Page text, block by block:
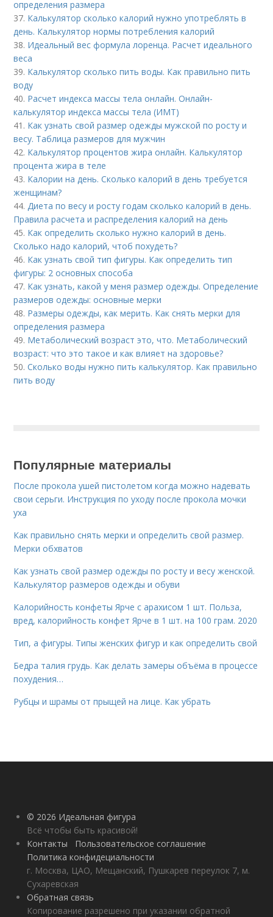
определения размера
37. Калькулятор сколько калорий нужно употреблять в
день. Калькулятор нормы потребления калорий
38. Идеальный вес формула лоренца. Расчет идеального
веса
39. Калькулятор сколько пить воды. Как правильно пить
воду
40. Расчет индекса массы тела онлайн. Онлайн-
калькулятор индекса массы тела (ИМТ)
41. Как узнать свой размер одежды мужской по росту и
весу. Таблица размеров для мужчин
42. Калькулятор процентов жира онлайн. Калькулятор
процента жира в теле
43. Калории на день. Сколько калорий в день требуется
женщинам?
44.Диета по весу и росту годам сколько калорий в день.
Правила расчета и распределения калорий на день
45. Как определить сколько нужно калорий в день.
Сколько надо калорий, чтоб похудеть?
46. Как узнать свой тип фигуры. Как определить тип
фигуры: 2 основных способа
47. Как узнать, какой у меня размер одежды. Определение
размеров одежды: основные мерки
48. Размеры одежды, как мерить. Как снять мерки для
определения размера
49. Метаболический возраст это, что. Метаболический
возраст: что это такое и как влияет на здоровье?
50.Сколько воды нужно пить калькулятор. Как правильно
пить воду
Популярные материалы
После прокола ушей пистолетом когда можно надевать
свои серьги. Инструкция по уходу после прокола мочки
уха
Как правильно снять мерки и определить свой размер.
Мерки обхватов
Как узнать свой размер одежды по росту и весу женской.
Калькулятор размеров одежды и обуви
Калорийность конфеты Ярче с арахисом 1 шт. Польза,
вред, калорийность конфет Ярче в 1 шт. на 100 грам. 2020
Тип, а фигуры. Типы женских фигур и как определить свой
Бедра талия грудь. Как делать замеры объёма в процессе
похудения…
Рубцы и шрамы от прыщей на лице. Как убрать
© 2026 Идеальная фигура
Всё чтобы быть красивой!
Контакты
Пользовательское соглашение
Политика конфидециальности
г. Москва, ЦАО, Мещанский, Пушкарев переулок 7, м.
Сухаревская
Обратная связь
Копирование разрешено при указании обратной